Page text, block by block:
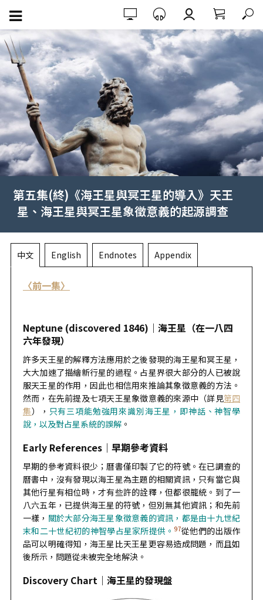
第五集(終)《海王星與冥王星的導入》天王
星、海王星與冥王星象徵意義的起源調查
中文 English Endnotes Appendix
〈前一集〉
Neptune (discovered 1846)｜ 海王星（在一八四
六年發現）
許多天王星的解釋方法應用於之後發現的海王星和冥王星，
大大加速了描繪新行星的過程。占星界很大部分的人已被說
服天王星的作用，因此也相信用來推論其象徵意義的方法。
然而，在先前提及七項天王星象徵意義的來源中（詳見第四
集）， 只有三項能勉強用來識別海王星，即神話、神智學
說，以及對占星系統的誤解 。
Early References｜ 早期參考資料
早期的參考資料很少；曆書僅印製了它的符號。在已調查的
曆書中，沒有發現以海王星為主題的相關資訊，只有當它與
其他行星有相位時，才有些許的詮釋，但都很籠統。到了一
八六五年，已提供海王星的符號，但別無其他資訊；和先前
一樣， 關於大部分海王星象徵意義的資訊，都是由十九世紀
末和二十世紀初的神智學占星家所提供。 97從他們的出版作
品可以明確得知，海王星比天王星更容易造成問題，而且如
後所示，問題從未被完全地解決。
Discovery Chart｜ 海王星的發現盤